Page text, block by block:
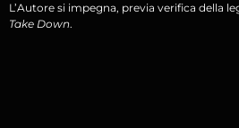
L’Autore si impegna, previa verifica della
Take Down.